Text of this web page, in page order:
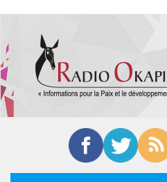
contenu
principal